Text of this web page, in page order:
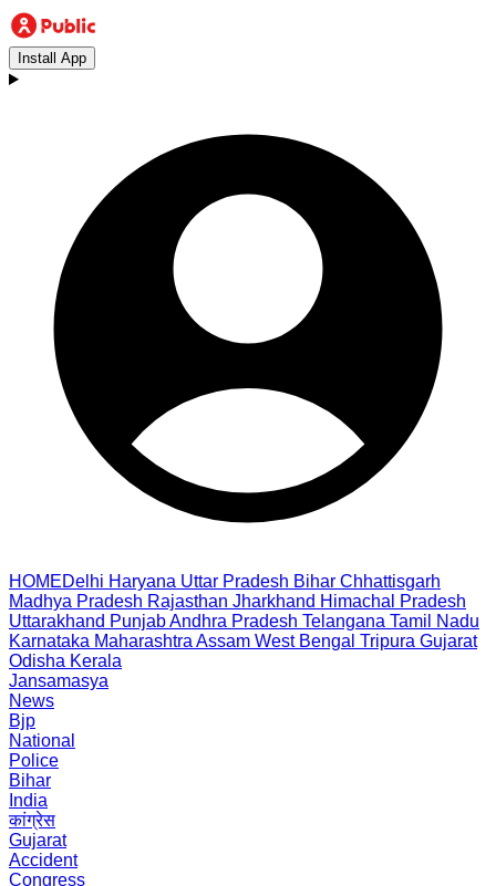
Install App
HOMEDelhi Haryana Uttar Pradesh Bihar Chhattisgarh
Madhya Pradesh Rajasthan Jharkhand Himachal Pradesh
Uttarakhand PunjabAndhra Pradesh Telangana Tamil Nadu
Karnataka Maharashtra Assam West Bengal Tripura Gujarat
Odisha Kerala
Jansamasya
News
Bjp
National
Police
Bihar
India
कांग्रेस
Gujarat
Accident
Congress